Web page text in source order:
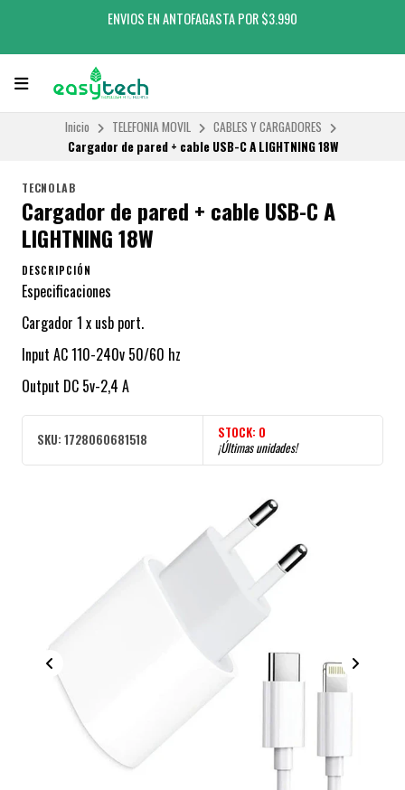
ENVIOS EN ANTOFAGASTA POR $3.990
Inicio TELEFONIA MOVIL
CABLES Y CARGADORES
Cargador de pared + cable USB-C A LIGHTNING 18W
TECNOLAB
Cargador de pared + cable USB-C A
LIGHTNING 18W
DESCRIPCIÓN
Especificaciones
Cargador 1 x usb port.
Input AC 110-240v 50/60 hz
Output DC 5v-2,4 A
SKU: 1728060681518 STOCK: 0
¡Últimas unidades!